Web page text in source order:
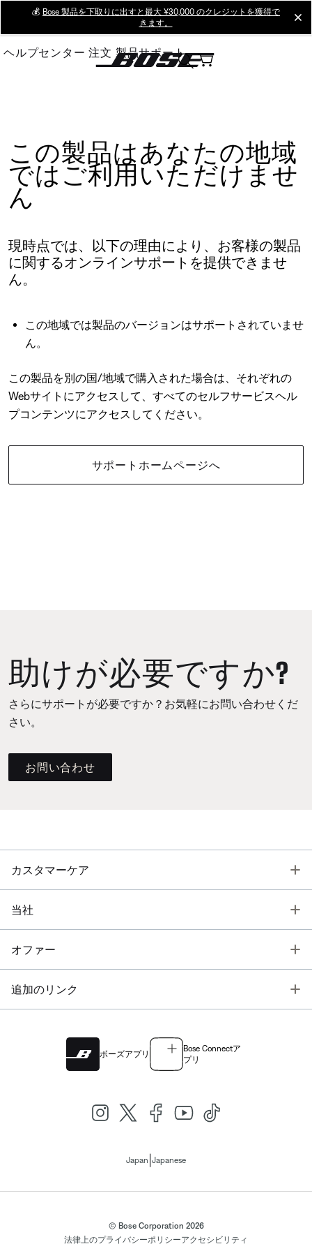
Main
💰 Bose 製品を下取りに出すと最大 ¥30,000 のクレジットを獲得で
きます。
ヘルプセンター 注文 製品サポート
この製品はあなたの地域
ではご利用いただけませ
ん
現時点では、以下の理由により、お客様の製品
に関するオンラインサポートを提供できませ
ん。
この地域では製品のバージョンはサポートされていませ
ん。
この製品を別の国/地域で購入された場合は、それぞれの
Webサイトにアクセスして、すべてのセルフサービスヘル
プコンテンツにアクセスしてください。
サポートホームページへ
助けが必要ですか?
さらにサポートが必要ですか？お気軽にお問い合わせくだ
さい。
お問い合わせ
カスタマーケア
当社
オファー
追加のリンク
ボーズアプリ
Bose Connectア
プリ
Japan Japanese
© Bose Corporation 2026
法律上のプライバシーポリシーアクセシビリティ